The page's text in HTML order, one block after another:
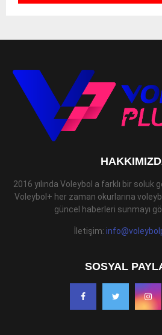
2016 yılında Voleybol a farklı bir soluk
Voleybol+ her zaman okurlarına
güncel haberleri sunmayı
İletişim:
SOSYAL